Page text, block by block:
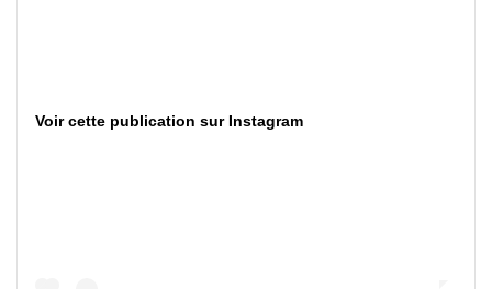
Voir cette publication sur Instagram